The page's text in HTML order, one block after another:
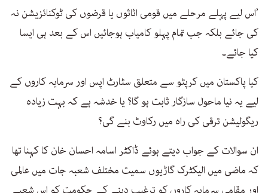
’اس لیے پہلے مرحلے میں قومی اثاثوں یا قرضوں کی ٹوکنائزیشن نہ
کی جائے بلکہ جب تمام پہلو کامیاب ہوجائیں اس کے بعد ہی ایسا
کیا جائے۔
کیا پاکستان میں کرپٹو سے متعلق سٹارٹ اپس اور سرمایہ کاروں کے
لیے یہ نیا ماحول سازگار ثابت ہو گا؟ یا خدشہ ہے کہ بہت زیادہ
ریگولیشن ترقی کی راہ میں رکاوٹ بنے گی؟
ان سوالات کے جواب دیتے ہوئے ڈاکٹر اسامہ احسان خان کا کہنا تھا
کہ ماضی میں الیکٹرک گاڑیوں سمیت مختلف شعبہ جات میں عالمی